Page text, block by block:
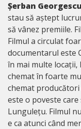
Șerban
stau să aștept
să vânez premiile.
Filmul a circulat
documentarul este
în mai multe locații,
chemat în foarte
chemat
este o poveste
Lungulețu. Filmul
e ca atunci când